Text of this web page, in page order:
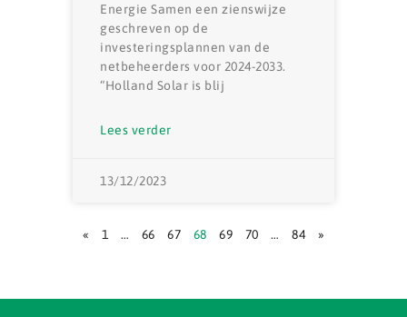
Energie Samen een zienswijze
geschreven op de
investeringsplannen van de
netbeheerders voor 2024-2033.
“Holland Solar is blij
Lees verder
13/12/2023
« 1 … 66 67 68 69 70 … 84 »